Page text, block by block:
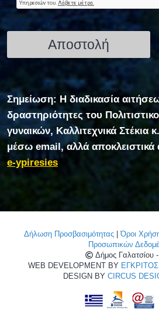
Σημείωση: Η διαδικασία
δραστηριότητες του
γυναικών, Καλλιτεχνικά Στέκια
μέσω email, αλλά αποκλειστικά
e-ypiresies
Δήλωση Προσβασιμότητας |Όροι
Προσωπικών
Δήμος Γαλατσίου
WEB DEVELOPMENT BY ΕΓΚΡΙΤΟΣ
DESIGN BY CIRCUS